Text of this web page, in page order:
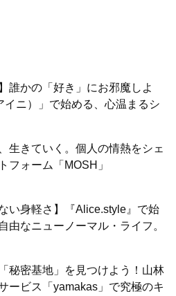
誰かの「好き」にお邪魔しよ
イニ）」で始める、心温まるシ
生きていく。個人の情熱をシェ
フォーム「MOSH」
い身軽さ】『Alice.style』で始
由なニューノーマル・ライフ。
秘密基地」を見つけよう！山林
ービス「yamakas」で究極のキ